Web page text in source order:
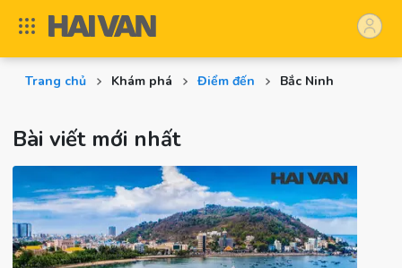
Trang chủ Khám phá Điểm đến Bắc Ninh
Bài viết mới nhất